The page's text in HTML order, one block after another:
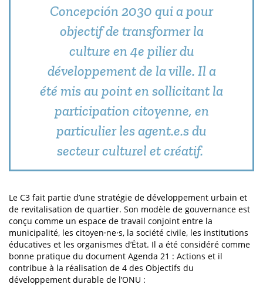
Concepción 2030 qui a pour
objectif de transformer la
culture en 4e pilier du
développement de la ville. Il a
été mis au point en sollicitant la
participation citoyenne, en
particulier les agent.e.s du
secteur culturel et créatif.
Le C3 fait partie d’une stratégie de développement urbain et
de revitalisation de quartier. Son modèle de gouvernance est
conçu comme un espace de travail conjoint entre la
municipalité, les citoyen·ne·s, la société civile, les institutions
éducatives et les organismes d’État. Il a été considéré comme
bonne pratique du document Agenda 21 : Actions et il
contribue à la réalisation de 4 des Objectifs du
développement durable de l’ONU :